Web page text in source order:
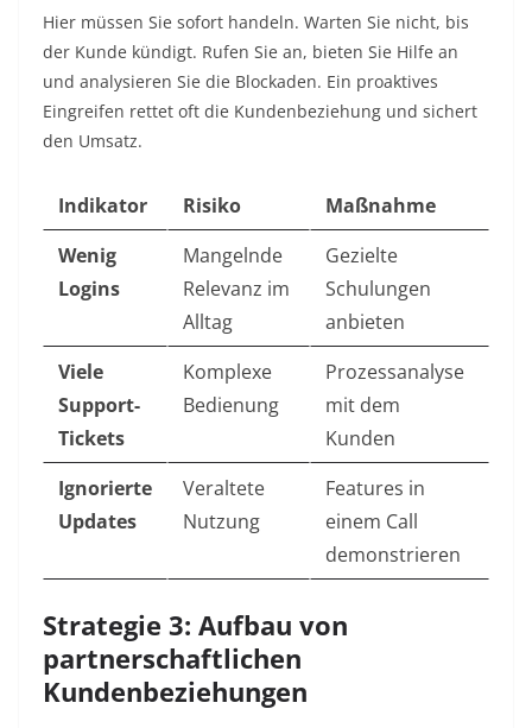
Hier müssen Sie sofort handeln. Warten Sie nicht, bis
der Kunde kündigt. Rufen Sie an, bieten Sie Hilfe an
und analysieren Sie die Blockaden. Ein proaktives
Eingreifen rettet oft die Kundenbeziehung und sichert
den Umsatz.
Indikator Risiko
Maßnahme
Wenig
Logins
Mangelnde
Relevanz im
Alltag
Gezielte
Schulungen
anbieten
Viele
Support-
Tickets
Komplexe
Bedienung
Prozessanalyse
mit dem
Kunden
Ignorierte
Updates
Veraltete
Nutzung
Features in
einem Call
demonstrieren
Strategie 3: Aufbau von
partnerschaftlichen
Kundenbeziehungen